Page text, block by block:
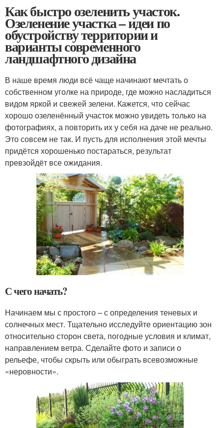
Как быстро озеленить участок.
Озеленение участка – идеи по
обустройству территории и
варианты современного
ландшафтного дизайна
В наше время люди всё чаще начинают мечтать о
собственном уголке на природе, где можно насладиться
видом яркой и свежей зелени. Кажется, что сейчас
хорошо озеленённый участок можно увидеть только на
фотографиях, а повторить их у себя на даче не реально.
Это совсем не так. И пусть для исполнения этой мечты
придётся хорошенько постараться, результат
превзойдёт все ожидания.
С чего начать?
Начинаем мы с простого – с определения теневых и
солнечных мест. Тщательно исследуйте ориентацию зон
относительно сторон света, погодные условия и климат,
направлением ветра. Сделайте фото и записи о
рельефе, чтобы скрыть или обыграть всевозможные
«неровности».